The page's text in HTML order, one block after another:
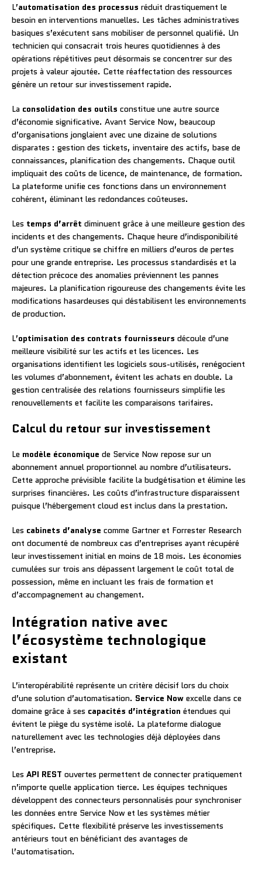
L’automatisation des processus réduit drastiquement le
besoin en interventions manuelles. Les tâches administratives
basiques s’exécutent sans mobiliser de personnel qualifié. Un
technicien qui consacrait trois heures quotidiennes à des
opérations répétitives peut désormais se concentrer sur des
projets à valeur ajoutée. Cette réaffectation des ressources
génère un retour sur investissement rapide.
La consolidation des outils constitue une autre source
d’économie significative. Avant Service Now, beaucoup
d’organisations jonglaient avec une dizaine de solutions
disparates : gestion des tickets, inventaire des actifs, base de
connaissances, planification des changements. Chaque outil
impliquait des coûts de licence, de maintenance, de formation.
La plateforme unifie ces fonctions dans un environnement
cohérent, éliminant les redondances coûteuses.
Les temps d’arrêt diminuent grâce à une meilleure gestion des
incidents et des changements. Chaque heure d’indisponibilité
d’un système critique se chiffre en milliers d’euros de pertes
pour une grande entreprise. Les processus standardisés et la
détection précoce des anomalies préviennent les pannes
majeures. La planification rigoureuse des changements évite les
modifications hasardeuses qui déstabilisent les environnements
de production.
L’optimisation des contrats fournisseurs découle d’une
meilleure visibilité sur les actifs et les licences. Les
organisations identifient les logiciels sous-utilisés, renégocient
les volumes d’abonnement, évitent les achats en double. La
gestion centralisée des relations fournisseurs simplifie les
renouvellements et facilite les comparaisons tarifaires.
Calcul du retour sur investissement
Le modèle économique de Service Now repose sur un
abonnement annuel proportionnel au nombre d’utilisateurs.
Cette approche prévisible facilite la budgétisation et élimine les
surprises financières. Les coûts d’infrastructure disparaissent
puisque l’hébergement cloud est inclus dans la prestation.
Les cabinets d’analyse comme Gartner et Forrester Research
ont documenté de nombreux cas d’entreprises ayant récupéré
leur investissement initial en moins de 18 mois. Les économies
cumulées sur trois ans dépassent largement le coût total de
possession, même en incluant les frais de formation et
d’accompagnement au changement.
Intégration native avec
l’écosystème technologique
existant
L’interopérabilité représente un critère décisif lors du choix
d’une solution d’automatisation. Service Now excelle dans ce
domaine grâce à ses capacités d’intégration étendues qui
évitent le piège du système isolé. La plateforme dialogue
naturellement avec les technologies déjà déployées dans
l’entreprise.
Les API REST ouvertes permettent de connecter pratiquement
n’importe quelle application tierce. Les équipes techniques
développent des connecteurs personnalisés pour synchroniser
les données entre Service Now et les systèmes métier
spécifiques. Cette flexibilité préserve les investissements
antérieurs tout en bénéficiant des avantages de
l’automatisation.